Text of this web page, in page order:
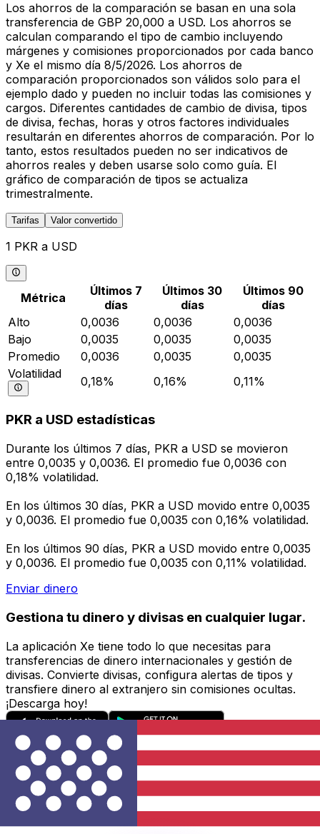
Los ahorros de la comparación se basan en una sola
transferencia de GBP 20,000 a USD. Los ahorros se
calculan comparando el tipo de cambio incluyendo
márgenes y comisiones proporcionados por cada banco
y Xe el mismo día 8/5/2026. Los ahorros de
comparación proporcionados son válidos solo para el
ejemplo dado y pueden no incluir todas las comisiones y
cargos. Diferentes cantidades de cambio de divisa, tipos
de divisa, fechas, horas y otros factores individuales
resultarán en diferentes ahorros de comparación. Por lo
tanto, estos resultados pueden no ser indicativos de
ahorros reales y deben usarse solo como guía. El
gráfico de comparación de tipos se actualiza
trimestralmente.
Tarifas Valor convertido
1 PKR a USD
Métrica
Últimos 7
días
Últimos 30
días
Últimos 90
días
Alto
0,0036 0,0036
0,0036
Bajo
0,0035 0,0035
0,0035
Promedio
0,0036 0,0035
0,0035
Volatilidad
0,18% 0,16% 0,11%
PKR a USD estadísticas
Durante los últimos 7 días, PKR a USD se movieron
entre 0,0035 y 0,0036. El promedio fue 0,0036 con
0,18% volatilidad.
En los últimos 30 días, PKR a USD movido entre 0,0035
y 0,0036. El promedio fue 0,0035 con 0,16% volatilidad.
En los últimos 90 días, PKR a USD movido entre 0,0035
y 0,0036. El promedio fue 0,0035 con 0,11% volatilidad.
Enviar dinero
Gestiona tu dinero y divisas en cualquier lugar.
La aplicación Xe tiene todo lo que necesitas para
transferencias de dinero internacionales y gestión de
divisas. Convierte divisas, configura alertas de tipos y
transfiere dinero al extranjero sin comisiones ocultas.
¡Descarga hoy!